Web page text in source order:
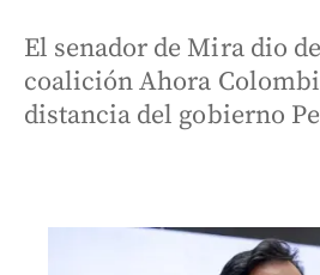
El senador de Mira dio
coalición Ahora
distancia del gobierno